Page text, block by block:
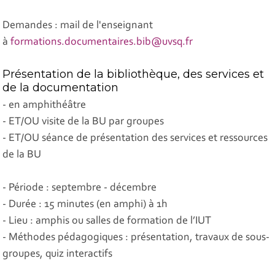
Demandes : mail de l'enseignant
àformations.documentaires.bib@uvsq.fr
Présentation de la bibliothèque, des services et
de la documentation
- en amphithéâtre
- ET/OU visite de la BU par groupes
- ET/OU séance de présentation des services et ressources
de la BU
- Période : septembre - décembre
- Durée : 15 minutes (en amphi) à 1h
- Lieu : amphis ou salles de formation de l’IUT
- Méthodes pédagogiques : présentation, travaux de sous-
groupes, quiz interactifs